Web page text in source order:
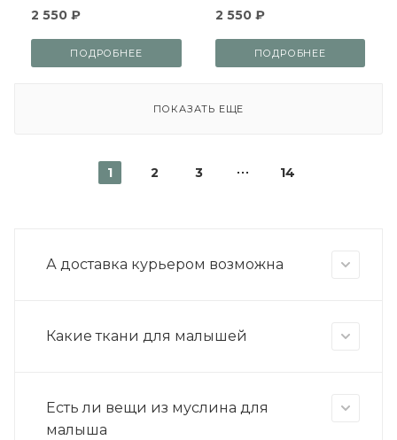
2 550 ₽
ПОДРОБНЕЕ
2 550 ₽
ПОДРОБНЕЕ
ПОКАЗАТЬ ЕЩЕ
1 2 3 14
А доставка курьером возможна
Какие ткани для малышей
Есть ли вещи из муслина для
малыша